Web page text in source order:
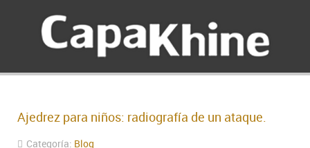
Ajedrez para niños: radiografía de un ataque.
Categoría: Blog